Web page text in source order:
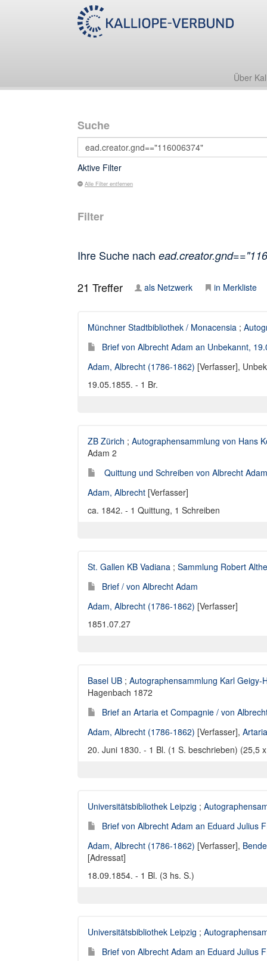
Über
Suche
Aktive Filter
Alle Filter entfernen
Filter
Ihre Suche nach
21 Treffer als Netzwerk in Merkliste
Münchner Stadtbibliothek / Monacensia ;
Brief von Albrecht Adam an Unbekannt,
Adam, Albrecht (1786-1862) [Verfasser],
19.05.1855. - 1 Br.
ZB Zürich ; Autographensammlung von Hans
Adam 2
Quittung und Schreiben von Albrecht
Adam, Albrecht [Verfasser]
ca. 1842. - 1 Quittung, 1 Schreiben
St. Gallen KB Vadiana ; Sammlung Robert
Brief / von Albrecht Adam
Adam, Albrecht (1786-1862) [Verfasser]
1851.07.27
Basel UB ; Autographensammlung Karl Geigy-
Hagenbach 1872
Brief an Artaria et Compagnie / von
Adam, Albrecht (1786-1862) [Verfasser],
20. Juni 1830. - 1 Bl. (1 S. beschrieben) (25,5
Universitätsbibliothek Leipzig ;
Brief von Albrecht Adam an Eduard Julius
Adam, Albrecht (1786-1862) [Verfasser],
[Adressat]
18.09.1854. - 1 Bl. (3 hs. S.)
Universitätsbibliothek Leipzig ;
Brief von Albrecht Adam an Eduard Julius